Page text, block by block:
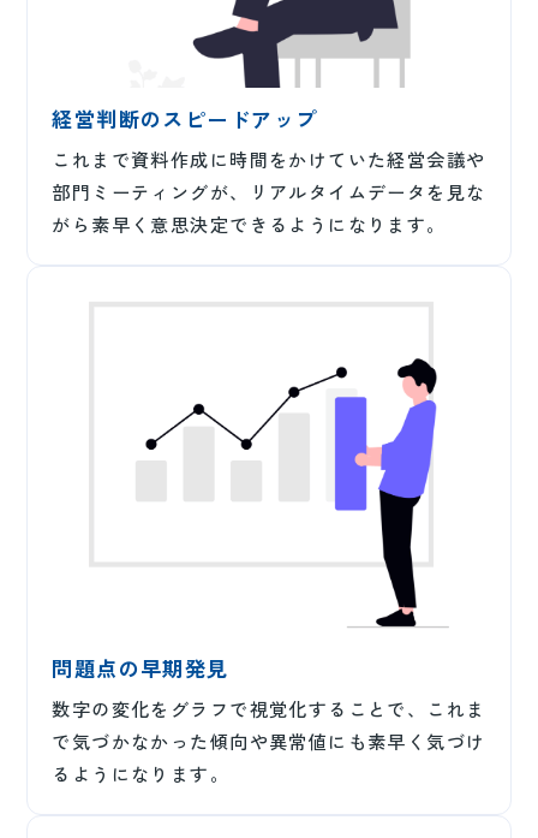
経営判断のスピードアップ
これまで資料作成に時間をかけていた経営会議や
部門ミーティングが、リアルタイムデータを見な
がら素早く意思決定できるようになります。
問題点の早期発見
数字の変化をグラフで視覚化することで、これま
で気づかなかった傾向や異常値にも素早く気づけ
るようになります。